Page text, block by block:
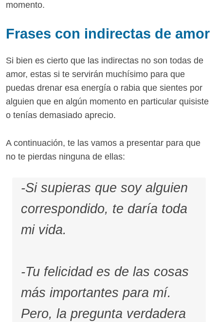
momento.
Frases con indirectas de amor
Si bien es cierto que las indirectas no son todas de
amor, estas si te servirán muchísimo para que
puedas drenar esa energía o rabia que sientes por
alguien que en algún momento en particular quisiste
o tenías demasiado aprecio.
A continuación, te las vamos a presentar para que
no te pierdas ninguna de ellas:
-Si supieras que soy alguien
correspondido, te daría toda
mi vida.
-Tu felicidad es de las cosas
más importantes para mí.
Pero, la pregunta verdadera